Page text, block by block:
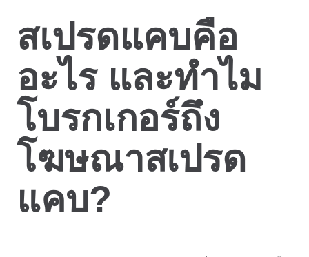
สเปรดแคบคือ
อะไร และทำไม
โบรกเกอร์ถึง
โฆษณาสเปรด
แคบ?